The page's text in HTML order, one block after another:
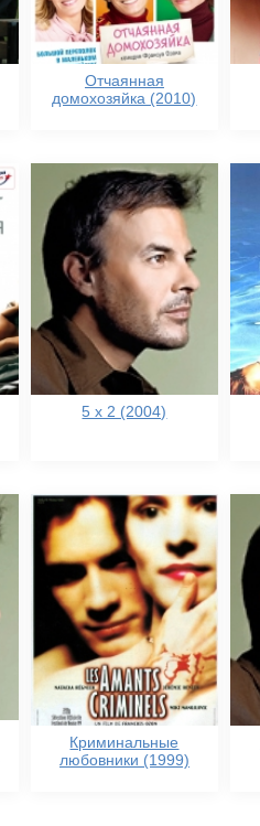
Отчаянная
домохозяйка (2010)
5 x 2 (2004)
Криминальные
любовники (1999)